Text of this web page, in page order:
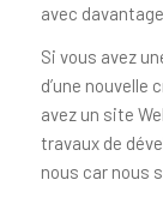
avec
Si vous avez
d’une nouvelle
avez un site
travaux de
nous car nous